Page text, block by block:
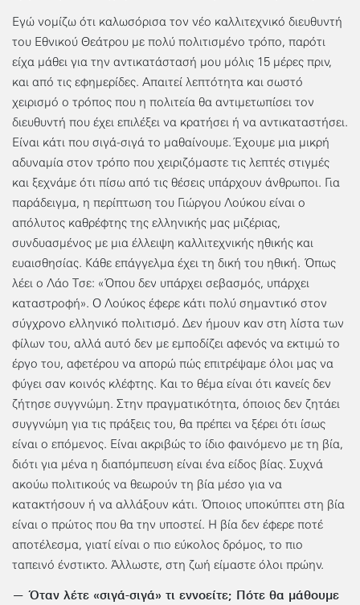
Εγώ νομίζω ότι καλωσόρισα τον νέο καλλιτεχνικό διευθυντή
του Εθνικού Θεάτρου με πολύ πολιτισμένο τρόπο, παρότι
είχα μάθει για την αντικατάστασή μου μόλις 15 μέρες πριν,
και από τις εφημερίδες. Απαιτεί λεπτότητα και σωστό
χειρισμό ο τρόπος που η πολιτεία θα αντιμετωπίσει τον
διευθυντή που έχει επιλέξει να κρατήσει ή να αντικαταστήσει.
Είναι κάτι που σιγά-σιγά το μαθαίνουμε. Έχουμε μια μικρή
αδυναμία στον τρόπο που χειριζόμαστε τις λεπτές στιγμές
και ξεχνάμε ότι πίσω από τις θέσεις υπάρχουν άνθρωποι. Για
παράδειγμα, η περίπτωση του Γιώργου Λούκου είναι ο
απόλυτος καθρέφτης της ελληνικής μας μιζέριας,
συνδυασμένος με μια έλλειψη καλλιτεχνικής ηθικής και
ευαισθησίας. Κάθε επάγγελμα έχει τη δική του ηθική. Όπως
λέει ο Λάο Τσε: «Όπου δεν υπάρχει σεβασμός, υπάρχει
καταστροφή». Ο Λούκος έφερε κάτι πολύ σημαντικό στον
σύγχρονο ελληνικό πολιτισμό. Δεν ήμουν καν στη λίστα των
φίλων του, αλλά αυτό δεν με εμποδίζει αφενός να εκτιμώ το
έργο του, αφετέρου να απορώ πώς επιτρέψαμε όλοι μας να
φύγει σαν κοινός κλέφτης. Και το θέμα είναι ότι κανείς δεν
ζήτησε συγγνώμη. Στην πραγματικότητα, όποιος δεν ζητάει
συγγνώμη για τις πράξεις του, θα πρέπει να ξέρει ότι ίσως
είναι ο επόμενος. Είναι ακριβώς το ίδιο φαινόμενο με τη βία,
διότι για μένα η διαπόμπευση είναι ένα είδος βίας. Συχνά
ακούω πολιτικούς να θεωρούν τη βία μέσο για να
κατακτήσουν ή να αλλάξουν κάτι. Όποιος υποκύπτει στη βία
είναι ο πρώτος που θα την υποστεί. Η βία δεν έφερε ποτέ
αποτέλεσμα, γιατί είναι ο πιο εύκολος δρόμος, το πιο
ταπεινό ένστικτο. Άλλωστε, στη ζωή είμαστε όλοι πρώην.
— Όταν λέτε «σιγά-σιγά» τι εννοείτε; Πότε θα μάθουμε